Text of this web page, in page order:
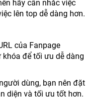
hãy cân nhắc việc
lên top dễ dàng hơn.
của Fanpage
để tối ưu dễ dàng
dùng, bạn nên đặt
diện và tối ưu tốt hơn.